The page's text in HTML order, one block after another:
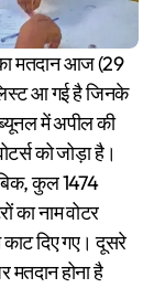
आ गई है जिनके
में अपील की
को जोड़ा है।
कुल 1474
का नाम वोटर
काट दिए गए। दूसरे
मतदान होना है